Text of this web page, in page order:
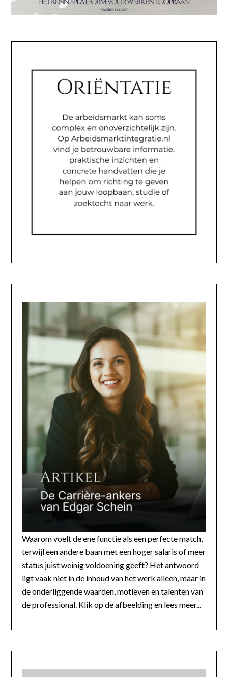
Waarom voelt de ene functie als een perfecte match,
terwijl een andere baan met een hoger salaris of meer
status juist weinig voldoening geeft? Het antwoord
ligt vaak niet in de inhoud van het werk alleen, maar in
de onderliggende waarden, motieven en talenten van
de professional. Klik op de afbeelding en lees meer...